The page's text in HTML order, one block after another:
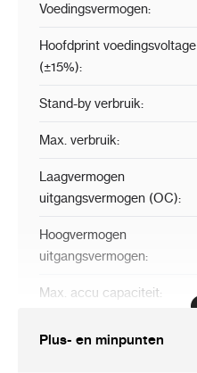
Voedingsvermogen:
Hoofdprint voedingsvoltage
(±15%):
Stand-by verbruik:
Max. verbruik:
Laagvermogen
uitgangsvermogen (OC):
Hoogvermogen
uitgangsvermogen:
Max. accu capaciteit:
Plus- en minpunten